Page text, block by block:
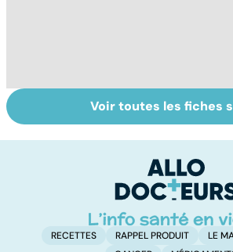
Le lymphome, un
cancer peu
La
Voir toutes les fiches
RECETTES RAPPEL PRODUIT
LE